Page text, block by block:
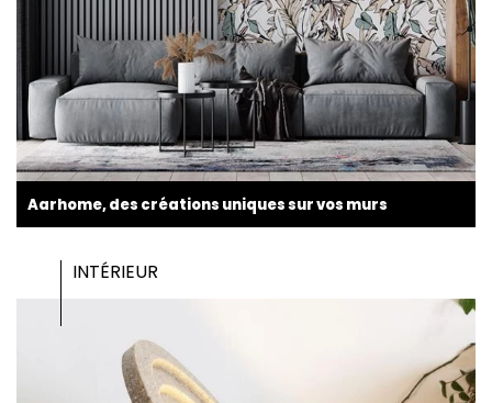
Aarhome, des créations uniques sur vos murs
INTÉRIEUR